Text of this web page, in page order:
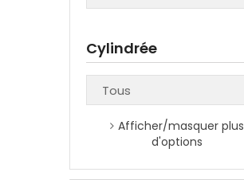
Cylindrée
Afficher/masquer plus
d'options